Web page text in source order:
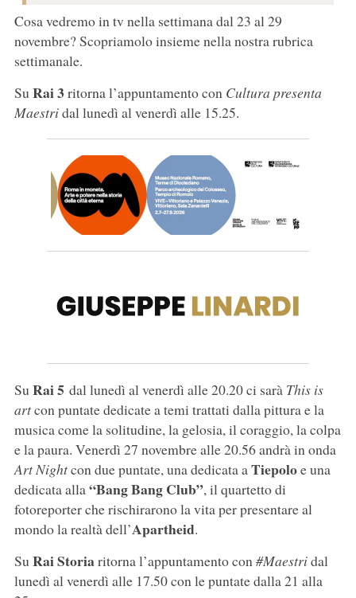
Cosa vedremo in tv nella settimana dal 23 al 29
novembre? Scopriamolo insieme nella nostra rubrica
settimanale.
SuRai 3ritorna l’appuntamento con Cultura presenta
Maestridal lunedì al venerdì alle 15.25.
SuRai 5 dal lunedì al venerdì alle 20.20 ci sarà This is
artcon puntate dedicate a temi trattati dalla pittura e la
musica come la solitudine, la gelosia, il coraggio, la colpa
e la paura. Venerdì 27 novembre alle 20.56 andrà in onda
Art Nightcon due puntate, una dedicata aTiepoloe una
dedicata alla“Bang Bang Club”, il quartetto di
fotoreporter che rischirarono la vita per presentare al
mondo la realtà dell’Apartheid.
SuRai Storiaritorna l’appuntamento con#Maestridal
lunedì al venerdì alle 17.50 con le puntate dalla 21 alla